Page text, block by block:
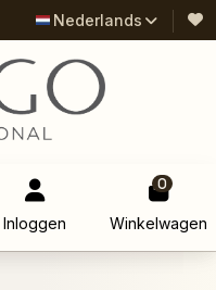
Nederlands
Inloggen
0
Winkelwagen